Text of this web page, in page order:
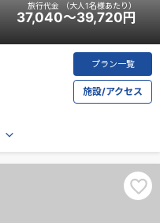
プラン一覧
施設/アクセス
旅行代金 （大人1名様あたり）
37,040～39,720 円